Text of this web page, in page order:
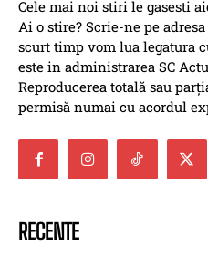
Cele mai noi stiri le gasesti
Ai o stire? Scrie-ne pe
scurt timp vom lua legatura
este in administrarea SC
Reproducerea totală sau
permisă numai cu acordul
RECENTE